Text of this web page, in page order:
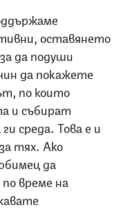
оставянето
да подуши
да покажете
по които
и събират
среда. Това е и
тях. Ако
да
време на